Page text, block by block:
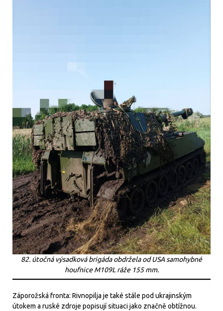
82. útočná výsadková brigáda obdržela od USA samohybné
houfnice M109L ráže 155 mm.
Záporožská fronta: Rivnopilja je také stále pod ukrajinským
útokem a ruské zdroje popisují situaci jako značně obtížnou.